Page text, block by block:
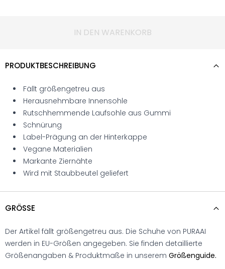
IN DEN WARENKORB
PRODUKTBESCHREIBUNG
Fällt größengetreu aus
Herausnehmbare Innensohle
Rutschhemmende Laufsohle aus Gummi
Schnürung
Label-Prägung an der Hinterkappe
Vegane Materialien
Markante Ziernähte
Wird mit Staubbeutel geliefert
GRÖSSE
Der Artikel fällt größengetreu aus. Die Schuhe von PURAAI
werden in EU-Größen angegeben. Sie finden detaillierte
Größenangaben & Produktmaße in unserem Größenguide.